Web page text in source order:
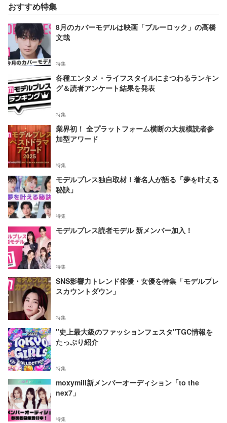
おすすめ特集
8月のカバーモデルは映画「ブルーロック」の高橋
文哉
特集
各種エンタメ・ライフスタイルにまつわるランキン
グ＆読者アンケート結果を発表
特集
業界初！ 全プラットフォーム横断の大規模読者参
加型アワード
特集
モデルプレス独自取材！著名人が語る「夢を叶える
秘訣」
特集
モデルプレス読者モデル 新メンバー加入！
特集
SNS影響力トレンド俳優・女優を特集「モデルプレ
スカウントダウン」
特集
"史上最大級のファッションフェスタ"TGC情報を
たっぷり紹介
特集
moxymill新メンバーオーディション「to the
nex7」
特集